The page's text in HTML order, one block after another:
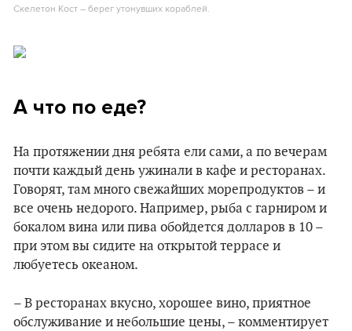
Скелетон Кост – берег утонувших кораблей.
А что по еде?
На протяжении дня ребята ели сами, а по вечерам
почти каждый день ужинали в кафе и ресторанах.
Говорят, там много свежайших морепродуктов – и
все очень недорого. Например, рыба с гарниром и
бокалом вина или пива обойдется долларов в 10 –
при этом вы сидите на открытой террасе и
любуетесь океаном.
– В ресторанах вкусно, хорошее вино, приятное
обслуживание и небольшие цены, – комментирует